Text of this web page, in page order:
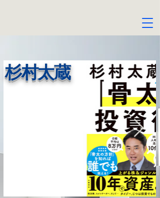
杉村太蔵